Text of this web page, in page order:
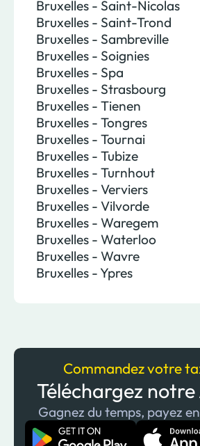
Bruxelles - Saint-Nicolas
Bruxelles - Saint-Trond
Bruxelles - Sambreville
Bruxelles - Soignies
Bruxelles - Spa
Bruxelles - Strasbourg
Bruxelles - Tienen
Bruxelles - Tongres
Bruxelles - Tournai
Bruxelles - Tubize
Bruxelles - Turnhout
Bruxelles - Verviers
Bruxelles - Vilvorde
Bruxelles - Waregem
Bruxelles - Waterloo
Bruxelles - Wavre
Bruxelles - Ypres
Commandez votre
Téléchargez
Gagnez du temps, payez